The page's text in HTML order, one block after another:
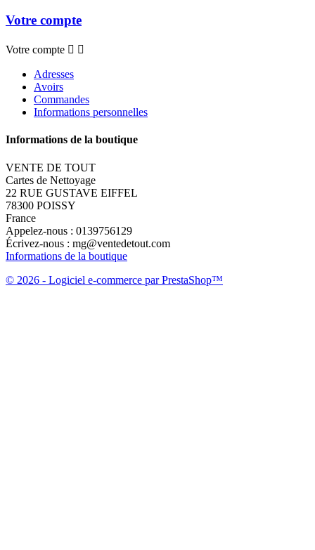
Votre compte
Votre compte  
Adresses
Avoirs
Commandes
Informations personnelles
Informations de la boutique
VENTE DE TOUT
Cartes de Nettoyage
22 RUE GUSTAVE EIFFEL
78300 POISSY
France
Appelez-nous : 0139756129
Écrivez-nous : mg@ventedetout.com
Informations de la boutique
© 2026 - Logiciel e-commerce par PrestaShop™